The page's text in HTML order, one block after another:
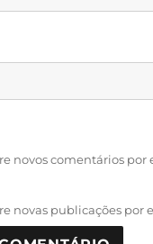
novos comentários por
novas publicações por